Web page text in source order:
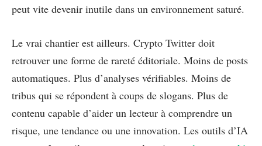
peut vite devenir inutile dans un environnement saturé.
Le vrai chantier est ailleurs. Crypto Twitter doit
retrouver une forme de rareté éditoriale. Moins de posts
automatiques. Plus d’analyses vérifiables. Moins de
tribus qui se répondent à coups de slogans. Plus de
contenu capable d’aider un lecteur à comprendre un
risque, une tendance ou une innovation. Les outils d’IA